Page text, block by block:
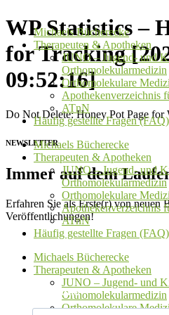
Zum
Inhalt
springen
Michaels Bücherecke
Therapeuten & Apotheken
JUNO – Jugend- und
Orthomolekularmedizin
Orthomolekulare
Apothekenverzeichnis
ATnN
Häufig gestellte Fragen (FAQ)
Michaels Bücherecke
Therapeuten & Apotheken
JUNO – Jugend- und
Orthomolekularmedizin
Orthomolekulare
Apothekenverzeichnis
ATnN
Häufig gestellte Fragen (FAQ)
Michaels Bücherecke
Therapeuten & Apotheken
JUNO – Jugend- und
Orthomolekularmedizin
Orthomolekulare
WP Statistics –
for Tracking
09:52:16]
Do Not Delete: Honey Pot Page for
NEWSLETTER
Immer auf dem
Erfahren Sie als Erste(r) von neuen
Veröffentlichungen!
Vorname